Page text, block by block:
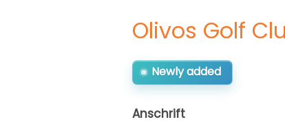
Olivos Golf
Newly added
Anschrift